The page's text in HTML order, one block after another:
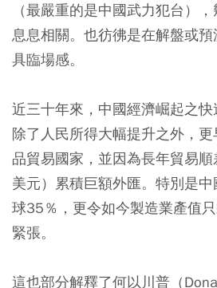
（最嚴重的是中國武力犯台）
息息相關。也彷彿是在解盤或
具臨場感。
近三十年來，中國經濟崛起之快
除了人民所得大幅提升之外，
品貿易國家，並因為長年貿易
美元）累積巨額外匯。特別是
球35％，更令如今製造業產值
緊張。
這也部分解釋了何以川普（